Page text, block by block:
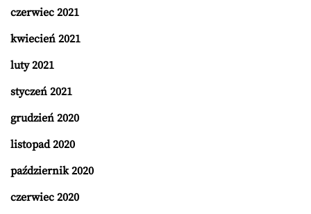
czerwiec 2021
kwiecień 2021
luty 2021
styczeń 2021
grudzień 2020
listopad 2020
październik 2020
czerwiec 2020